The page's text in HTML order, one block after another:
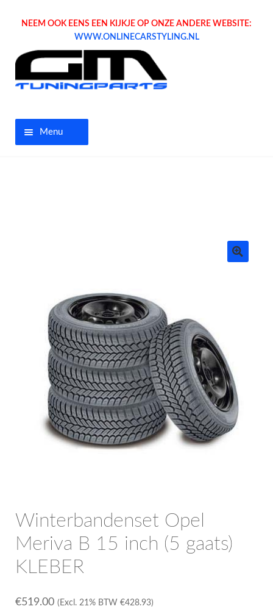
NEEM OOK EENS EEN KIJKJE OP ONZE ANDERE WEBSITE:
WWW.ONLINECARSTYLING.NL
Menu
OPC Line
Bedrijfswagen parts
Contact
Inloggen / Registreren
Winterbandenset Opel
Meriva B 15 inch (5 gaats)
KLEBER
€519.00 (Excl. 21% BTW €428.93)